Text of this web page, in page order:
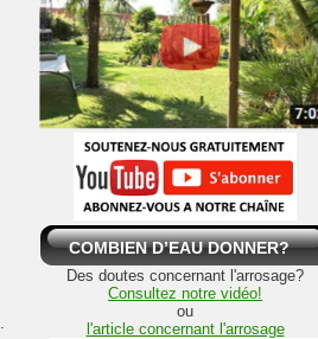
COMBIEN D’EAU DONNER?
Des doutes concernant l'arrosage?
Consultez notre vidéo!
ou
l'article concernant l'arrosage